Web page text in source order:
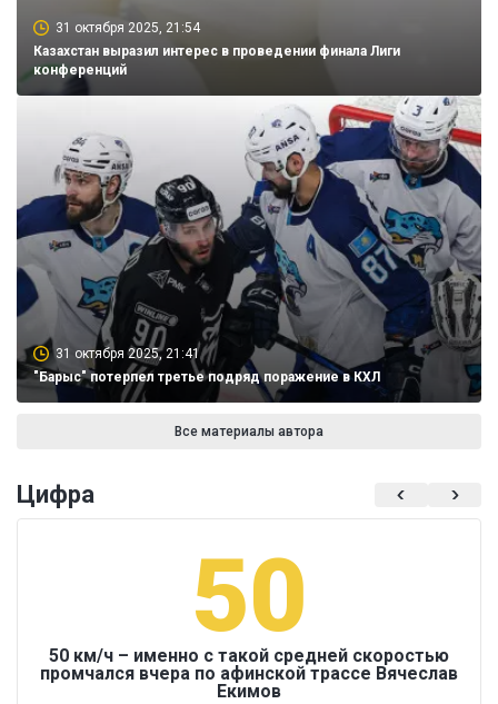
31 октября 2025, 21:54
Казахстан выразил интерес в проведении финала Лиги
конференций
31 октября 2025, 21:41
"Барыс" потерпел третье подряд поражение в КХЛ
Все материалы автора
Цифра
50
50 км/ч – именно с такой средней скоростью
промчался вчера по афинской трассе Вячеслав
Екимов